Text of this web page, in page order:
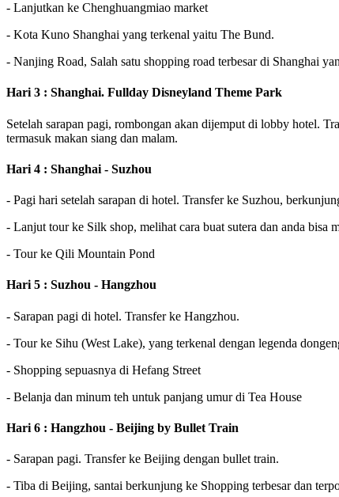
- Lanjutkan ke Chenghuangmiao market
- Kota Kuno Shanghai yang terkenal yaitu The Bund.
- Nanjing Road, Salah satu shopping road terbesar di Shanghai
Hari 3 : Shanghai. Fullday Disneyland Theme Park
Setelah sarapan pagi, rombongan akan dijemput di lobby hotel.
termasuk makan siang dan malam.
Hari 4 : Shanghai - Suzhou
- Pagi hari setelah sarapan di hotel. Transfer ke Suzhou,
- Lanjut tour ke Silk shop, melihat cara buat sutera dan anda bisa
- Tour ke Qili Mountain Pond
Hari 5 : Suzhou - Hangzhou
- Sarapan pagi di hotel. Transfer ke Hangzhou.
- Tour ke Sihu (West Lake), yang terkenal dengan legenda
- Shopping sepuasnya di Hefang Street
- Belanja dan minum teh untuk panjang umur di Tea House
Hari 6 : Hangzhou - Beijing by Bullet Train
- Sarapan pagi. Transfer ke Beijing dengan bullet train.
- Tiba di Beijing, santai berkunjung ke Shopping terbesar dan